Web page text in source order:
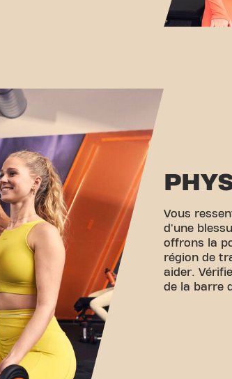
Vous
d'une
offrons la
région de
aider.
de la barre